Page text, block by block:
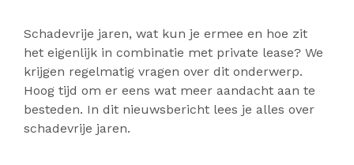
Schadevrije jaren, wat kun je ermee en hoe zit
het eigenlijk in combinatie met private lease? We
krijgen regelmatig vragen over dit onderwerp.
Hoog tijd om er eens wat meer aandacht aan te
besteden. In dit nieuwsbericht lees je alles over
schadevrije jaren.